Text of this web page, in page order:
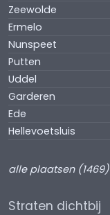
Zeewolde
Ermelo
Nunspeet
Putten
Uddel
Garderen
Ede
Hellevoetsluis
alle plaatsen (1469)
Straten dichtbij